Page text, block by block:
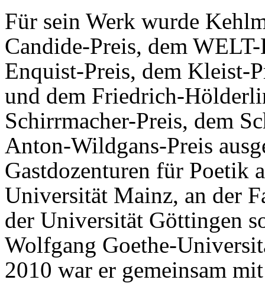
Für sein Werk wurde
Candide-Preis, dem
Enquist-Preis, dem Kleist-
und dem Friedrich-
Schirrmacher-Preis, dem
Anton-Wildgans-Preis
Gastdozenturen für Poetik
Universität Mainz, an der
der Universität Göttingen
Wolfgang Goethe-
2010 war er gemeinsam